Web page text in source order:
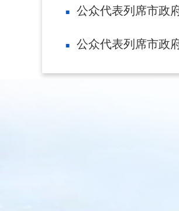
公众代表列席市政
公众代表列席市政